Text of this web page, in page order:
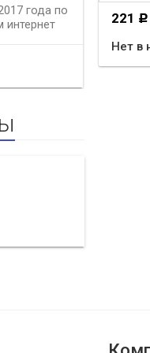
года по
интернет
2017.
221 Р
Нет в